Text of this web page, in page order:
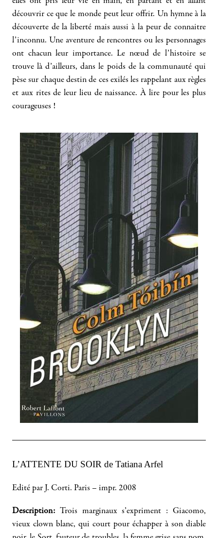
découvrir ce que le monde peut leur offrir. Un hymne à la
découverte de la liberté mais aussi à la peur de connaitre
l’inconnu. Une aventure de rencontres ou les personnages
ont chacun leur importance. Le nœud de l’histoire se
trouve là d’ailleurs, dans le poids de la communauté qui
pèse sur chaque destin de ces exilés les rappelant aux règles
et aux rites de leur lieu de naissance. À lire pour les plus
courageuses !
L’ATTENTE DU SOIR de Tatiana Arfel
Edité par J. Corti. Paris – impr. 2008
Description: Trois marginaux s’expriment : Giacomo,
vieux clown blanc, qui court pour échapper à son diable